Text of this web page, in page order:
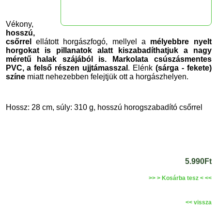
Vékony,
hosszú,
csőrrel ellátott horgászfogó, mellyel a mélyebbre nyelt
horgokat is pillanatok alatt kiszabadíthatjuk a nagy
méretű halak szájából is. Markolata csúszásmentes
PVC, a felső részen ujjtámasszal . Elénk(sárga - fekete)
színe miatt nehezebben felejtjük ott a horgászhelyen.
Hossz: 28 cm, súly: 310 g, hosszú horogszabadító csőrrel
5.990Ft
>> > Kosárba tesz < <<
<< vissza